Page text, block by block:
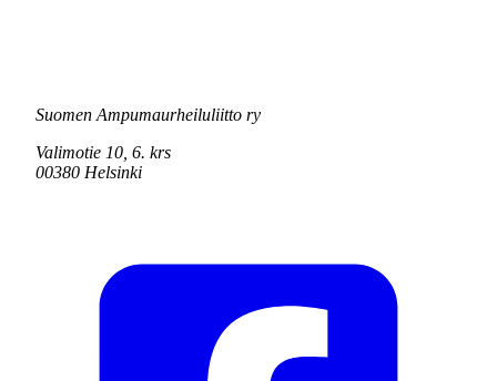
Suomen Ampumaurheiluliitto ry
Valimotie 10, 6. krs
00380 Helsinki